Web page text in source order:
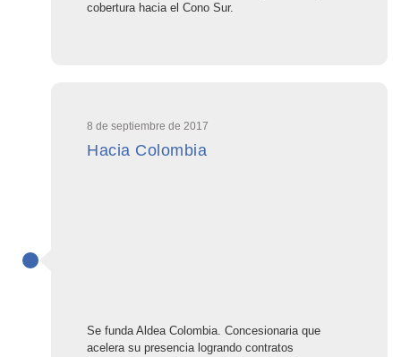
cobertura hacia el Cono Sur.
8 de septiembre de 2017
Hacia Colombia
Se funda Aldea Colombia. Concesionaria que
acelera su presencia logrando contratos